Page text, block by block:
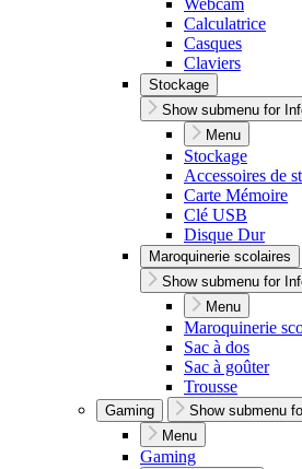
Webcam
Calculatrice
Casques
Claviers
Stockage
Show submenu for
Menu
Stockage
Accessoires de
Carte Mémoire
Clé USB
Disque Dur
Maroquinerie scolaires
Show submenu for
Menu
Maroquinerie
Sac à dos
Sac à goûter
Trousse
Gaming
Show submenu
Menu
Gaming